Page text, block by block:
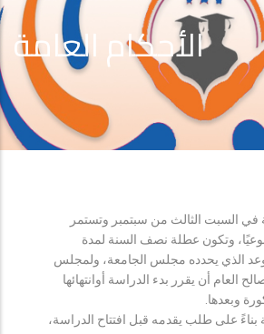
الأحكام العامة
في السبت الثالث من سبتمبر وتستمر
وتكون عطلة نصف السنة لمدة
الذي يحدده مجلس الجامعة، ولمجلس
العام أن يقرر بدء الدراسة أوانتهائها
وبعدها.
بناءً على طلب يقدمه قبل افتتاح الدراسة،